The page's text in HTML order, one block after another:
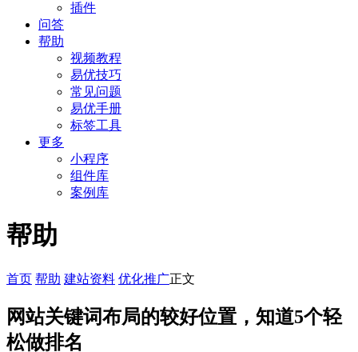
插件
问答
帮助
视频教程
易优技巧
常见问题
易优手册
标签工具
更多
小程序
组件库
案例库
帮助
首页 帮助 建站资料 优化推广正文
网站关键词布局的较好位置，知道5个轻
松做排名